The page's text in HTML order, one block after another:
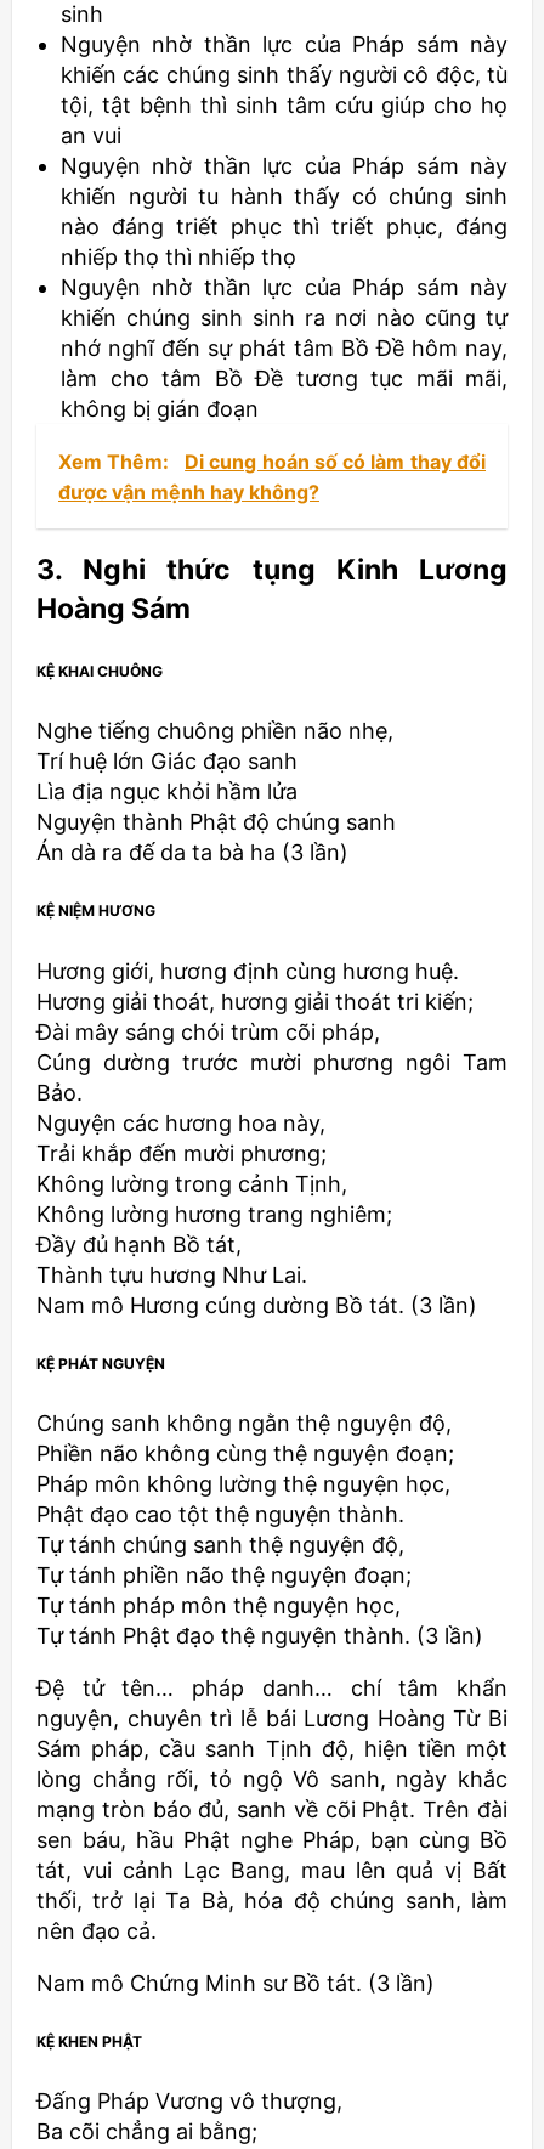
sinh
Nguyện nhờ thần lực của Pháp sám này
khiến các chúng sinh thấy người cô độc, tù
tội, tật bệnh thì sinh tâm cứu giúp cho họ
an vui
Nguyện nhờ thần lực của Pháp sám này
khiến người tu hành thấy có chúng sinh
nào đáng triết phục thì triết phục, đáng
nhiếp thọ thì nhiếp thọ
Nguyện nhờ thần lực của Pháp sám này
khiến chúng sinh sinh ra nơi nào cũng tự
nhớ nghĩ đến sự phát tâm Bồ Đề hôm nay,
làm cho tâm Bồ Đề tương tục mãi mãi,
không bị gián đoạn
Xem Thêm:
Di cung hoán số có làm thay đổi
được vận mệnh hay không?
3. Nghi thức tụng Kinh Lương
Hoàng Sám
KỆ KHAI CHUÔNG
Nghe tiếng chuông phiền não nhẹ,
Trí huệ lớn Giác đạo sanh
Lìa địa ngục khỏi hầm lửa
Nguyện thành Phật độ chúng sanh
Án dà ra đế da ta bà ha (3 lần)
KỆ NIỆM HƯƠNG
Hương giới, hương định cùng hương huệ.
Hương giải thoát, hương giải thoát tri kiến;
Ðài mây sáng chói trùm cõi pháp,
Cúng dường trước mười phương ngôi Tam
Bảo.
Nguyện các hương hoa này,
Trải khắp đến mười phương;
Không lường trong cảnh Tịnh,
Không lường hương trang nghiêm;
Ðầy đủ hạnh Bồ tát,
Thành tựu hương Như Lai.
Nam mô Hương cúng dường Bồ tát. (3 lần)
KỆ PHÁT NGUYỆN
Chúng sanh không ngằn thệ nguyện độ,
Phiền não không cùng thệ nguyện đoạn;
Pháp môn không lường thệ nguyện học,
Phật đạo cao tột thệ nguyện thành.
Tự tánh chúng sanh thệ nguyện độ,
Tự tánh phiền não thệ nguyện đoạn;
Tự tánh pháp môn thệ nguyện học,
Tự tánh Phật đạo thệ nguyện thành. (3 lần)
Ðệ tử tên… pháp danh… chí tâm khẩn
nguyện, chuyên trì lễ bái Lương Hoàng Từ Bi
Sám pháp, cầu sanh Tịnh độ, hiện tiền một
lòng chẳng rối, tỏ ngộ Vô sanh, ngày khắc
mạng tròn báo đủ, sanh về cõi Phật. Trên đài
sen báu, hầu Phật nghe Pháp, bạn cùng Bồ
tát, vui cảnh Lạc Bang, mau lên quả vị Bất
thối, trở lại Ta Bà, hóa độ chúng sanh, làm
nên đạo cả.
Nam mô Chứng Minh sư Bồ tát. (3 lần)
KỆ KHEN PHẬT
Ðấng Pháp Vương vô thượng,
Ba cõi chẳng ai bằng;